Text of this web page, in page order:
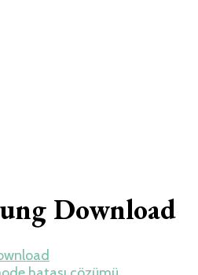
Oyun
– Tur
Download